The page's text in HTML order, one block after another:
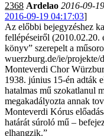
2368 Ardelao 2016-09-
2016-09-19 04:17:03]
Az előbbi bejegyzéshez
fellépéseiről (2010.02.20.
könyv” szerepelt a
wuerzburg.de/ie/
Monteverdi Chor
1938. június 15-én adták
hatalmas mű szokatlanul
megakadályozta annak
Monteverdi Kórus
határát súroló mű –
elhangzik.”